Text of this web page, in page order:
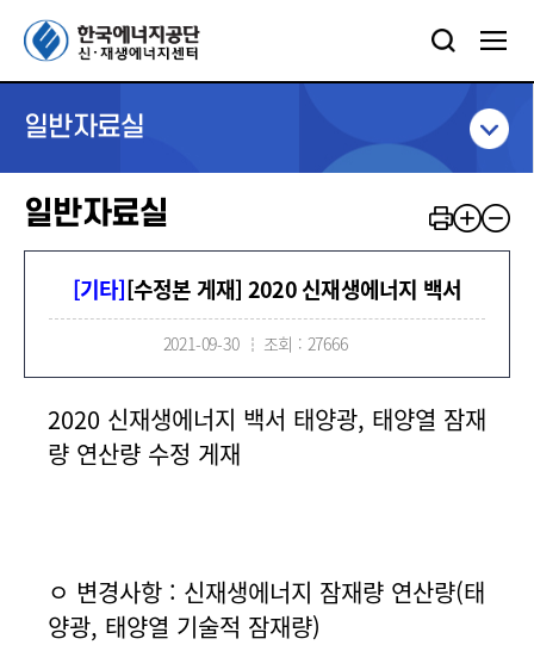
일반자료실
일반자료실
[기타][수정본 게재] 2020 신재생에너지 백서
2021-09-30 조회 : 27666
2020 신재생에너지 백서 태양광, 태양열 잠재
량 연산량 수정 게재
ㅇ 변경사항 : 신재생에너지 잠재량 연산량(태
양광, 태양열 기술적 잠재량)